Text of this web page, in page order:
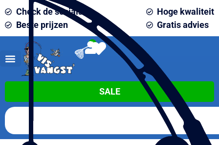
Check de socials
Beste prijzen
Hoge kwaliteit
Gratis advies
0
SALE